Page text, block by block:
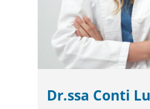
Dr.ssa Conti